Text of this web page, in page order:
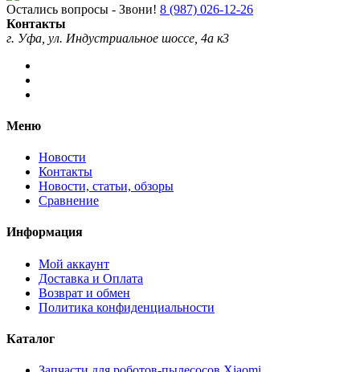
Остались вопросы - Звони! 8 (987) 026-12-26
Контакты
г. Уфа, ул. Индустриальное шоссе, 4а к3
Меню
Новости
Контакты
Новости, статьи, обзоры
Сравнение
Информация
Мой аккаунт
Доставка и Оплата
Возврат и обмен
Политика конфиденциальности
Каталог